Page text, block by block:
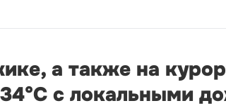
а также на
с локальными